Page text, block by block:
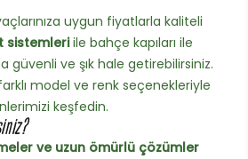
uygun fiyatlarla kaliteli
sistemleriile bahçe kapıları ile
güvenli ve şık hale getirebilirsiniz.
model ve renk seçenekleriyle
keşfedin.
ve uzun ömürlü çözümler